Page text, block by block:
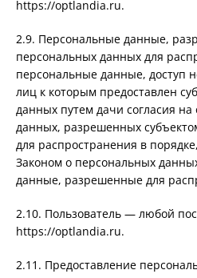
https://optlandia.ru.
2.9. Персональные данные,
персональных данных для
персональные данные, доступ
лиц к которым предоставлен
данных путем дачи согласия
данных, разрешенных
для распространения в
Законом о персональных
данные, разрешенные для
2.10. Пользователь — любой
https://optlandia.ru.
2.11. Предоставление